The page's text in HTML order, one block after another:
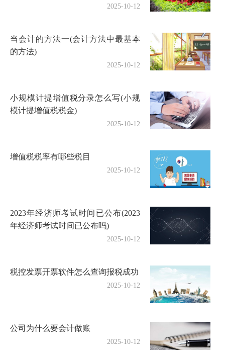
2025-10-12
当会计的方法一(会计方法中最基本
的方法)
2025-10-12
小规模计提增值税分录怎么写(小规
模计提增值税税金)
2025-10-12
增值税税率有哪些税目
2025-10-12
2023年经济师考试时间已公布(2023
年经济师考试时间已公布吗)
2025-10-12
税控发票开票软件怎么查询报税成功
2025-10-12
公司为什么要会计做账
2025-10-12